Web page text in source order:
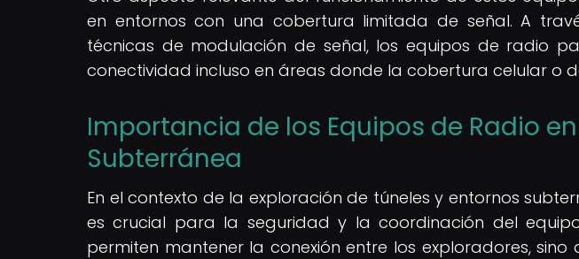
en entornos con una cobertura limitada de señal. A
técnicas de modulación de señal, los equipos de radio
conectividad incluso en áreas donde la cobertura celular o
Importancia de los Equipos de Radio
Subterránea
En el contexto de la exploración de túneles y entornos
es crucial para la seguridad y la coordinación del
permiten mantener la conexión entre los exploradores,